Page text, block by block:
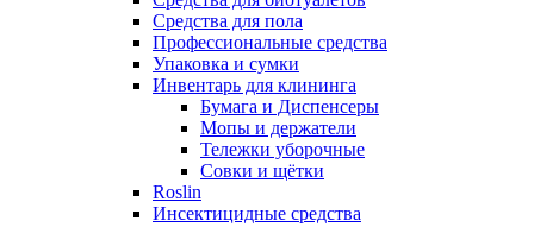
Средства для пола
Профессиональные средства
Упаковка и сумки
Инвентарь для клининга
Бумага и Диспенсеры
Мопы и держатели
Тележки уборочные
Совки и щётки
Roslin
Инсектицидные средства